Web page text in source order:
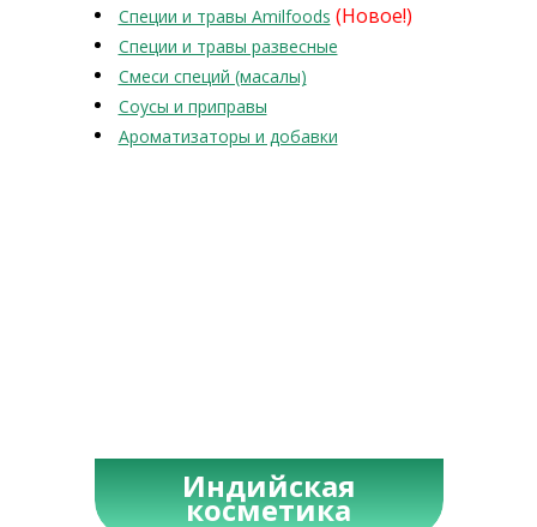
Специи и травы Amilfoods (Новое!)
Специи и травы развесные
Смеси специй (масалы)
Соусы и приправы
Ароматизаторы и добавки
Индийская
косметика